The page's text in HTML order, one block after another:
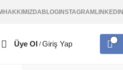
HAKKIMIZDA BLOG INSTAGRAM LINKEDIN
Üye Ol / Giriş Yap